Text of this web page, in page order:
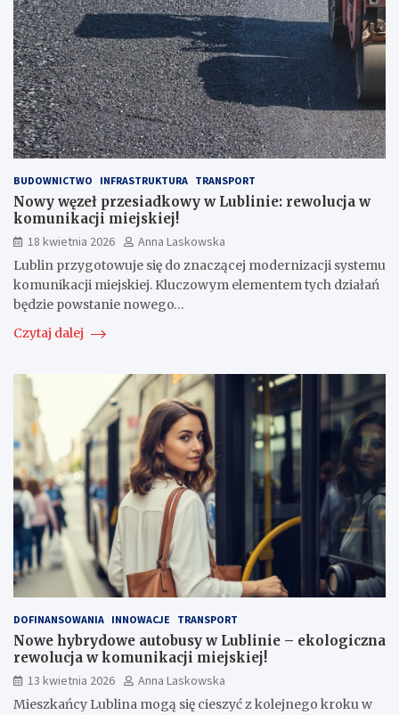
BUDOWNICTWO INFRASTRUKTURA TRANSPORT
Nowy węzeł przesiadkowy w Lublinie: rewolucja w
komunikacji miejskiej!
18 kwietnia 2026
Anna Laskowska
Lublin przygotowuje się do znaczącej modernizacji systemu
komunikacji miejskiej. Kluczowym elementem tych działań
będzie powstanie nowego…
Czytaj dalej
DOFINANSOWANIA INNOWACJE TRANSPORT
Nowe hybrydowe autobusy w Lublinie – ekologiczna
rewolucja w komunikacji miejskiej!
13 kwietnia 2026
Anna Laskowska
Mieszkańcy Lublina mogą się cieszyć z kolejnego kroku w